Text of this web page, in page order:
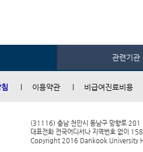
관련기관
이용약관 비급여진료비용
(31116) 충남 천안시 동남구 망향로 201
대표전화 전국어디서나 지역번호 없이
Copyright 2016 Dankook University